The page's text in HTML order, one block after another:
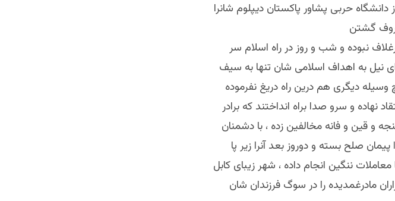
حربی پشاور پاکستان ديپلوم شانرا
گشتن
نبوده و شب و روز در راه اسلام سر
نيل به اهداف اسلامی شان تنها به سيف
ديگری هم درين راه دريغ نفرموده
نهاده و سرو صدا براه انداختند که برادر
و قين و فانه مخالفين زده ، با دشمنان
صلح بسته و دوروز بعد آنرا زير پا
ننگين انجام داده ، شهر زيبای کابل
مادرغمديده را در سوگ فرزندان شان